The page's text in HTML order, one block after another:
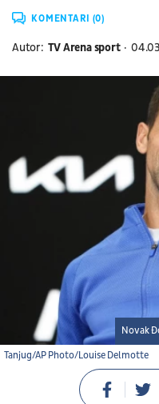
KOMENTARI (0)
Autor: TV Arena sport
Tanjug/AP Photo/Louise Delmotte
Novak